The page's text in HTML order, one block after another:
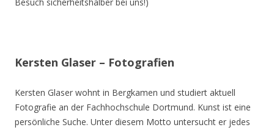
Besuch sicherheitshalber bei uns!)
Kersten Glaser – Fotografien
Kersten Glaser wohnt in Bergkamen und studiert aktuell
Fotografie an der Fachhochschule Dortmund. Kunst ist eine
persönliche Suche. Unter diesem Motto untersucht er jedes